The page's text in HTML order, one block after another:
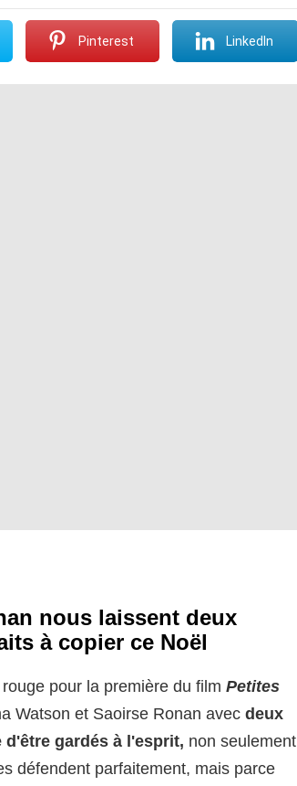
Pinterest LinkedIn
nous laissent deux
à copier ce Noël
pour la première du film Petites
Watson et Saoirse Ronan avec deux
d'être gardés à l'esprit, non seulement
défendent parfaitement, mais parce